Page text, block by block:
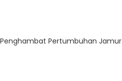
Penghambat Pertumbuhan Jamur